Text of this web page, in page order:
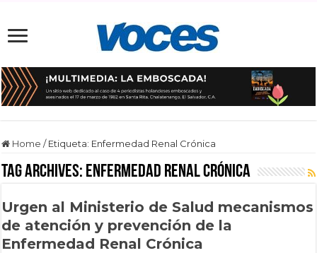
Home / Etiqueta: Enfermedad Renal Crónica
Tag Archives: Enfermedad Renal Crónica
Urgen al Ministerio de Salud mecanismos
de atención y prevención de la
Enfermedad Renal Crónica